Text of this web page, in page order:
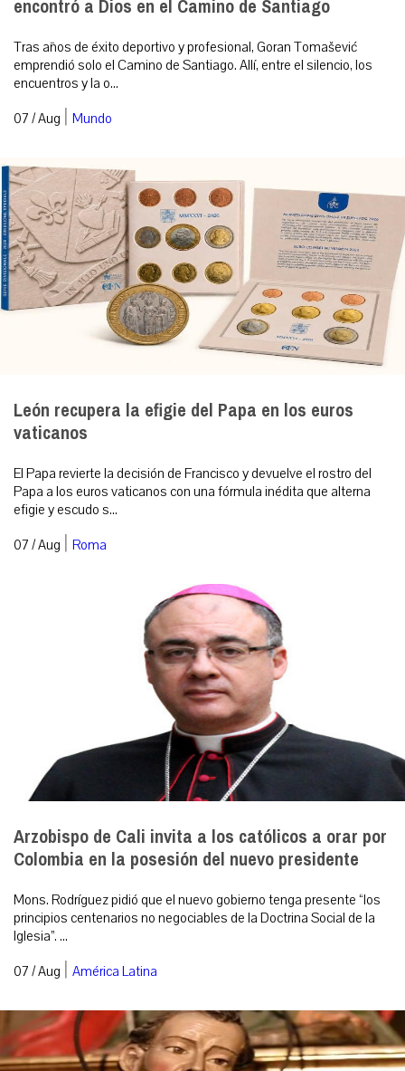
encontró a Dios en el Camino de Santiago
Tras años de éxito deportivo y profesional, Goran Tomašević
emprendió solo el Camino de Santiago. Allí, entre el silencio, los
encuentros y la o...
07 / Aug | Mundo
León recupera la efigie del Papa en los euros
vaticanos
El Papa revierte la decisión de Francisco y devuelve el rostro del
Papa a los euros vaticanos con una fórmula inédita que alterna
efigie y escudo s...
07 / Aug | Roma
Arzobispo de Cali invita a los católicos a orar por
Colombia en la posesión del nuevo presidente
Mons. Rodríguez pidió que el nuevo gobierno tenga presente “los
principios centenarios no negociables de la Doctrina Social de la
Iglesia”. ...
07 / Aug | América Latina